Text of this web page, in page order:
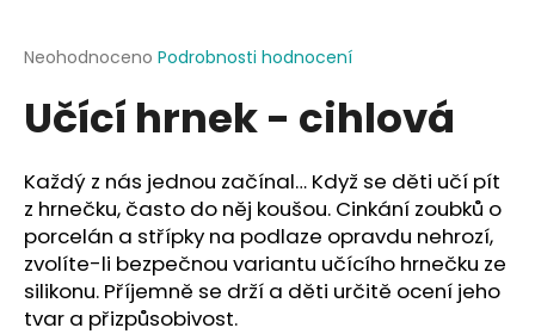
Průměrné
produktu
je
z
5
hvězdiček.
Neohodnoceno Podrobnosti hodnocení
Učící hrnek - cihlová
Každý z nás jednou začínal… Když se děti učí pít
z hrnečku, často do něj koušou. Cinkání zoubků o
porcelán a střípky na podlaze opravdu nehrozí,
zvolíte-li bezpečnou variantu učícího hrnečku ze
silikonu. Příjemně se drží a děti určitě ocení jeho
tvar a přizpůsobivost.
j
t
HLEDAT